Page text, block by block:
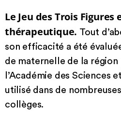
Le Jeu des Trois
thérapeutique. Tout
son efficacité a été
de maternelle de la région
l’Académie des Sciences
utilisé dans de
collèges.